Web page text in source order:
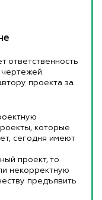
ответственность
проекта за
которые
сегодня имеют
проект, то
некорректную
предъявить